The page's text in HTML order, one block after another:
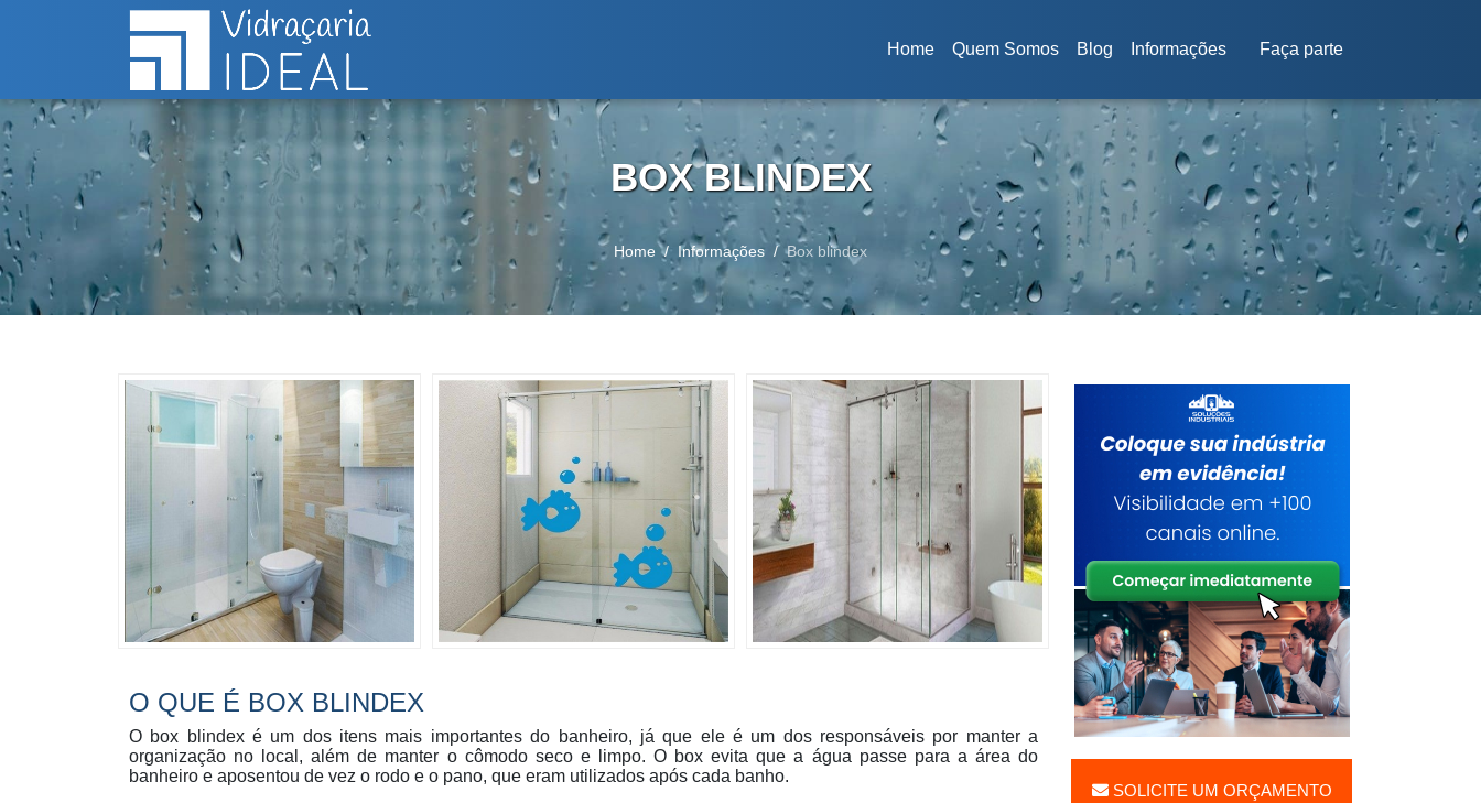
Home
(current) Quem Somos Blog Informações Faça parte
BOX BLINDEX
Home Informações Box blindex
O QUE É BOX BLINDEX
O box blindex é um dos itens mais importantes do banheiro, já que ele é um dos responsáveis por manter a
organização no local, além de manter o cômodo seco e limpo. O box evita que a água passe para a área do
banheiro e aposentou de vez o rodo e o pano, que eram utilizados após cada banho.
SOLICITE UM ORÇAMENTO